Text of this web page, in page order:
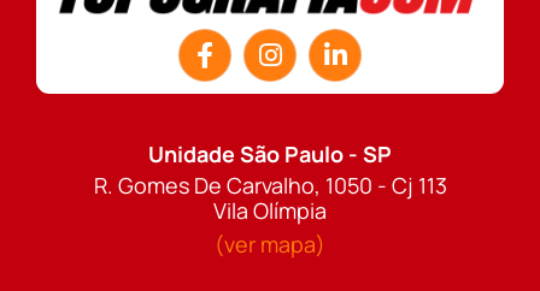
Unidade São Paulo - SP
R. Gomes De Carvalho, 1050 - Cj 113
Vila Olímpia
(ver mapa)